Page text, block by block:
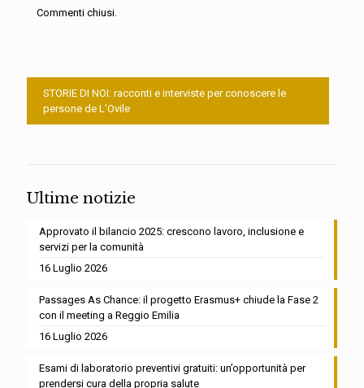
Commenti chiusi.
STORIE DI NOI: racconti e interviste per conoscere le
persone de L’Ovile
Ultime notizie
Approvato il bilancio 2025: crescono lavoro, inclusione e
servizi per la comunità
16 Luglio 2026
Passages As Chance: il progetto Erasmus+ chiude la Fase 2
con il meeting a Reggio Emilia
16 Luglio 2026
Esami di laboratorio preventivi gratuiti: un’opportunità per
prendersi cura della propria salute